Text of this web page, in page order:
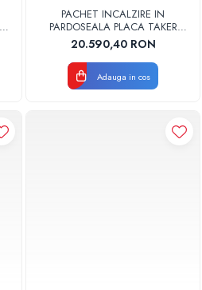
PACHET INCALZIRE IN
PARDOSEALA PLACA TAKER
100MP VALROM
20.590,40 RON
Adauga in cos